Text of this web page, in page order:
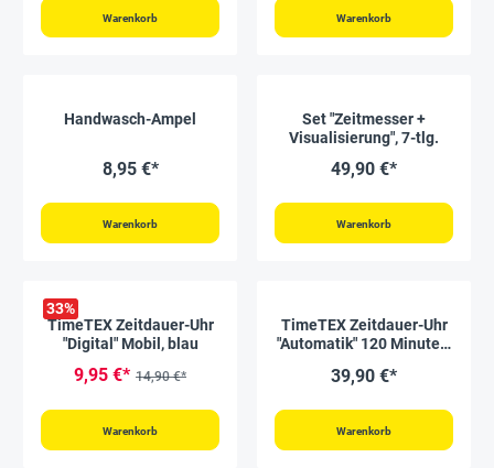
Warenkorb Warenkorb
Handwasch-Ampel
8,95 €*
Warenkorb
Set "Zeitmesser +
Visualisierung", 7-tlg.
49,90 €*
Warenkorb
33%
TimeTEX Zeitdauer-Uhr
"Digital" Mobil, blau
9,95 €* 14,90 €*
Warenkorb
TimeTEX Zeitdauer-Uhr
"Automatik" 120 Minuten,
39,90 €*
Warenkorb